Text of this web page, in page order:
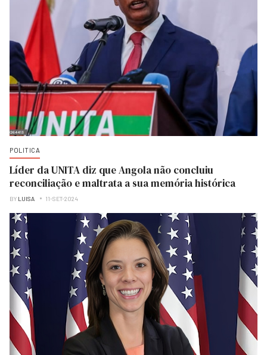
POLITICA
Líder da UNITA diz que Angola não concluiu
reconciliação e maltrata a sua memória histórica
BY LUISA 11-SET-2024